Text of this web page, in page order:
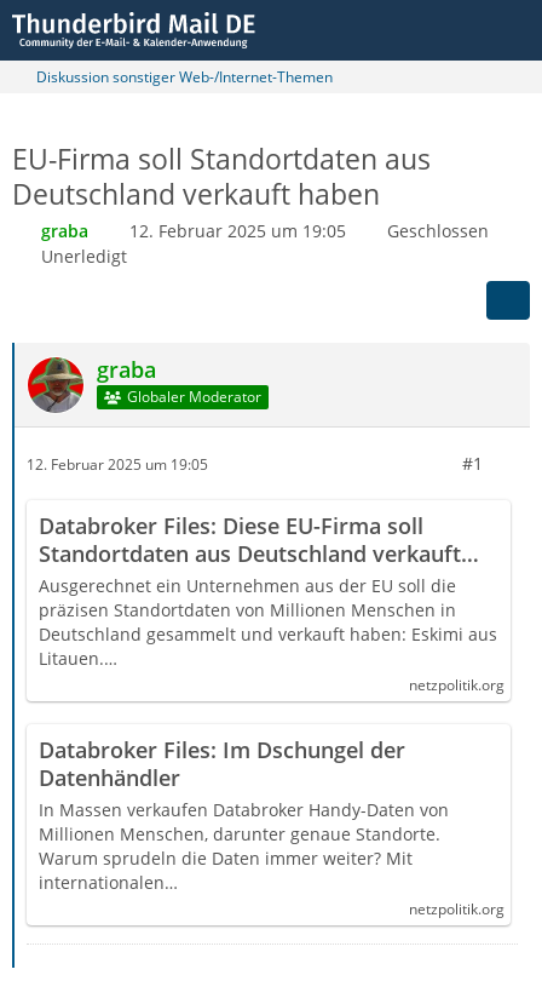
Diskussion sonstiger Web-/Internet-Themen
EU-Firma soll Standortdaten aus
Deutschland verkauft haben
graba 12. Februar 2025 um 19:05
Geschlossen
Unerledigt
graba
Globaler Moderator
12. Februar 2025 um 19:05 #1
Databroker Files: Diese EU-Firma soll
Standortdaten aus Deutschland verkauft
haben
Ausgerechnet ein Unternehmen aus der EU soll die
präzisen Standortdaten von Millionen Menschen in
Deutschland gesammelt und verkauft haben: Eskimi aus
Litauen.…
netzpolitik.org
Databroker Files: Im Dschungel der
Datenhändler
In Massen verkaufen Databroker Handy-Daten von
Millionen Menschen, darunter genaue Standorte.
Warum sprudeln die Daten immer weiter? Mit
internationalen…
netzpolitik.org